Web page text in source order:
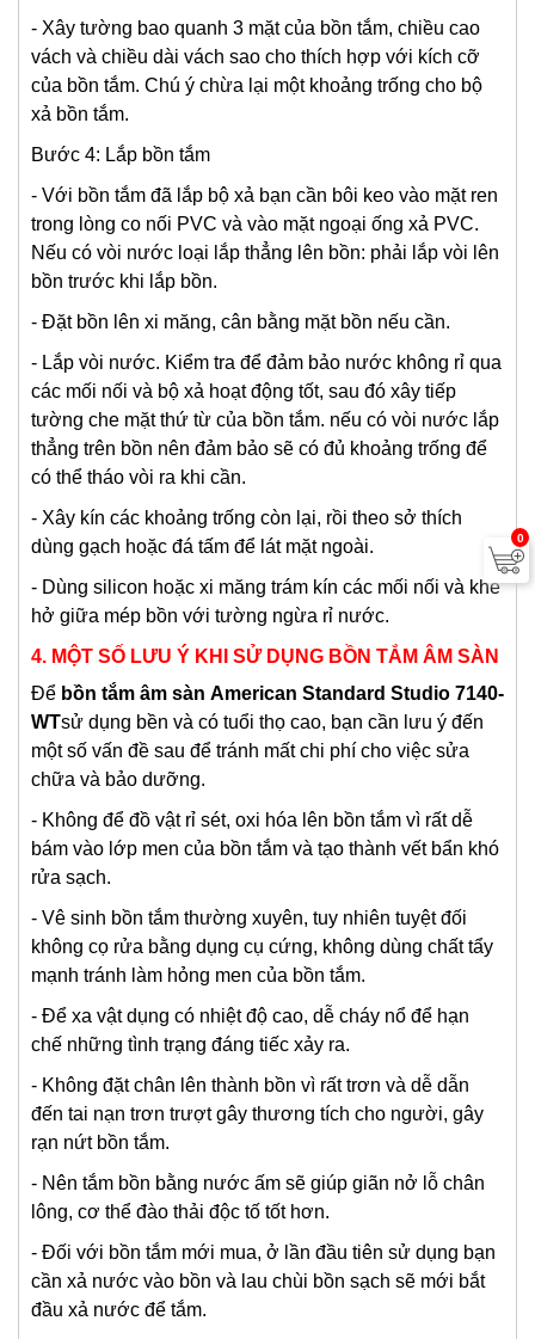
- Xây tường bao quanh 3 mặt của bồn tắm, chiều cao
vách và chiều dài vách sao cho thích hợp với kích cỡ
của bồn tắm. Chú ý chừa lại một khoảng trống cho bộ
xả bồn tắm.
Bước 4: Lắp bồn tắm
- Với bồn tắm đã lắp bộ xả bạn cần bôi keo vào mặt ren
trong lòng co nối PVC và vào mặt ngoại ống xả PVC.
Nếu có vòi nước loại lắp thẳng lên bồn: phải lắp vòi lên
bồn trước khi lắp bồn.
- Đặt bồn lên xi măng, cân bằng mặt bồn nếu cần.
- Lắp vòi nước. Kiểm tra để đảm bảo nước không rỉ qua
các mối nối và bộ xả hoạt động tốt, sau đó xây tiếp
tường che mặt thứ từ của bồn tắm. nếu có vòi nước lắp
thẳng trên bồn nên đảm bảo sẽ có đủ khoảng trống để
có thể tháo vòi ra khi cần.
- Xây kín các khoảng trống còn lại, rồi theo sở thích
dùng gạch hoặc đá tấm để lát mặt ngoài.
- Dùng silicon hoặc xi măng trám kín các mối nối và khe
hở giữa mép bồn với tường ngừa rỉ nước.
4. MỘT SỐ LƯU Ý KHI SỬ DỤNG BỒN TẮM ÂM SÀN
Để bồn tắm âm sàn American Standard Studio 7140-
WTsử dụng bền và có tuổi thọ cao, bạn cần lưu ý đến
một số vấn đề sau để tránh mất chi phí cho việc sửa
chữa và bảo dưỡng.
- Không để đồ vật rỉ sét, oxi hóa lên bồn tắm vì rất dễ
bám vào lớp men của bồn tắm và tạo thành vết bẩn khó
rửa sạch.
- Vê sinh bồn tắm thường xuyên, tuy nhiên tuyệt đối
không cọ rửa bằng dụng cụ cứng, không dùng chất tẩy
mạnh tránh làm hỏng men của bồn tắm.
- Để xa vật dụng có nhiệt độ cao, dễ cháy nổ để hạn
chế những tình trạng đáng tiếc xảy ra.
- Không đặt chân lên thành bồn vì rất trơn và dễ dẫn
đến tai nạn trơn trượt gây thương tích cho người, gây
rạn nứt bồn tắm.
- Nên tắm bồn bằng nước ấm sẽ giúp giãn nở lỗ chân
lông, cơ thể đào thải độc tố tốt hơn.
- Đối với bồn tắm mới mua, ở lần đầu tiên sử dụng bạn
cần xả nước vào bồn và lau chùi bồn sạch sẽ mới bắt
đầu xả nước để tắm.
0